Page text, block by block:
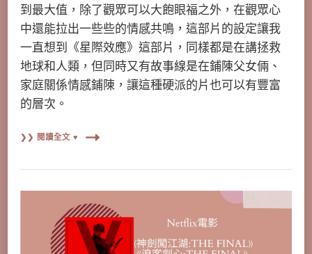
到最大值，除了觀眾可以大飽眼福之外，在觀眾心
中還能拉出一些些的情感共鳴，這部片的設定讓我
一直想到《星際效應》這部片，同樣都是在講拯救
地球和人類，但同時又有故事線是在鋪陳父女倆、
家庭關係情感鋪陳，讓這種硬派的片也可以有豐富
的層次。
❯❯ 閱讀全文 ♥